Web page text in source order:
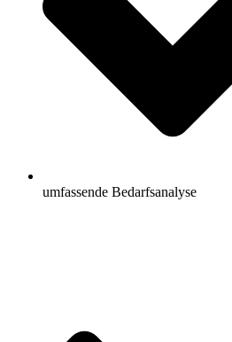
umfassende Bedarfsanalyse